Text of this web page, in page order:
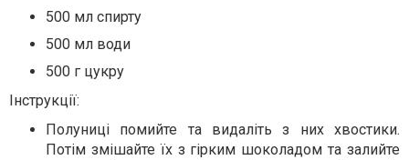
500 мл спирту
500 мл води
500 г цукру
Інструкції:
Полуниці помийте та видаліть з них хвостики.
Потім змішайте їх з гірким шоколадом та залийте